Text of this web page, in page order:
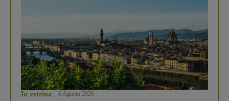
In vetrina 6 Agosto 2026